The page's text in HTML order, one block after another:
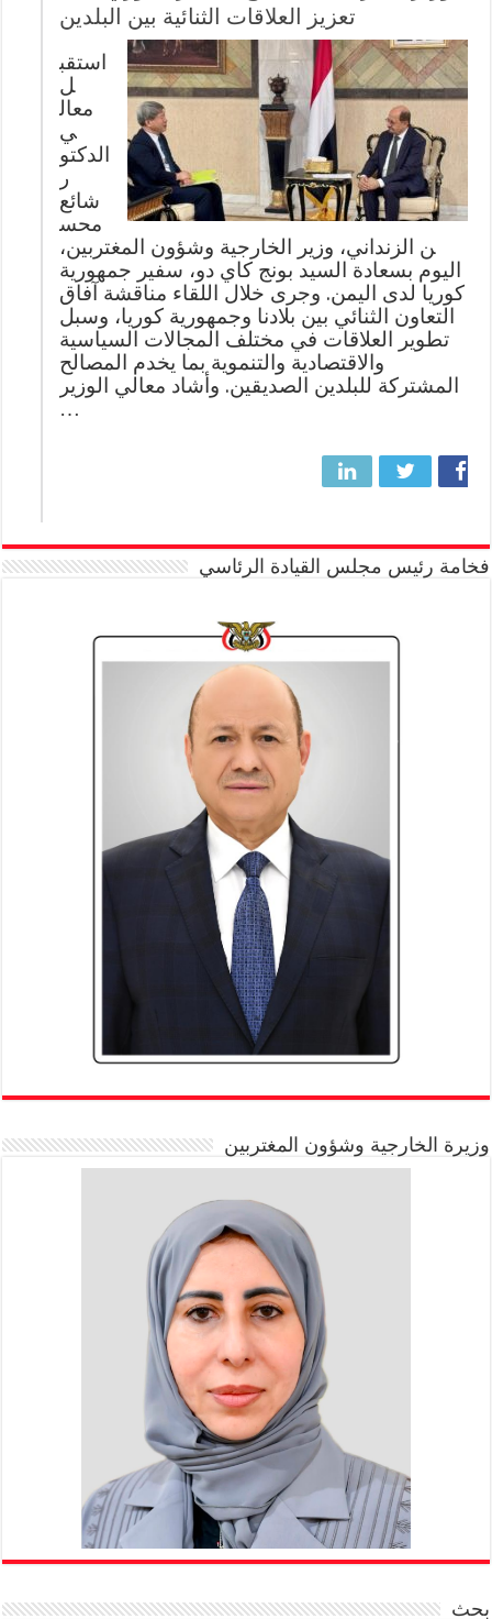
تعزيز العلاقات الثنائية بين البلدين
استقب
ل
معال
ي
الدكتو
ر
شائع
محس
ن الزنداني، وزير الخارجية وشؤون المغتربين،
اليوم بسعادة السيد بونج كاي دو، سفير جمهورية
كوريا لدى اليمن. وجرى خلال اللقاء مناقشة آفاق
التعاون الثنائي بين بلادنا وجمهورية كوريا، وسبل
تطوير العلاقات في مختلف المجالات السياسية
والاقتصادية والتنموية بما يخدم المصالح
المشتركة للبلدين الصديقين. وأشاد معالي الوزير
…
فخامة رئيس مجلس القيادة الرئاسي
وزيرة الخارجية وشؤون المغتربين
بحث